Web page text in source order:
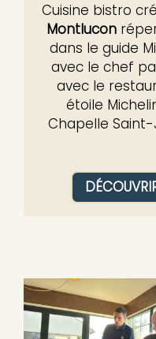
Cuisine bistro
Montlucon
dans le guide
avec le chef
avec le
étoile
Chapelle Saint-